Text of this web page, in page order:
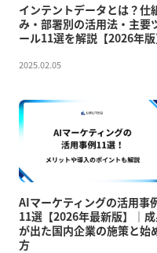
インテントデータとは？仕
み・部署別の活用法・主要
ール11選を解説【2026年版
2025.02.05
AIマーケティングの活用事
11選【2026年最新版】｜
が出た国内企業の施策と始
方